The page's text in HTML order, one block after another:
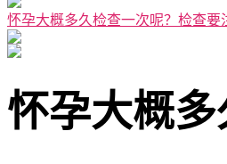
怀孕大概多久检查一次呢？检查要
怀孕大概